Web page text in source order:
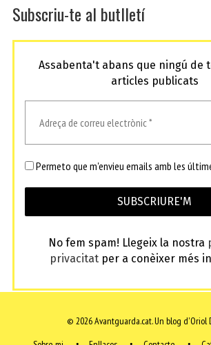
Subscriu-te al butlletí
Assabenta't abans que ningú de
articles publicats
Permeto que m'envieu emails amb les
No fem spam! Llegeix la nostra
privacitatper a conèixer més
© 2026 Avantguarda.cat.Un blog d'Oriol